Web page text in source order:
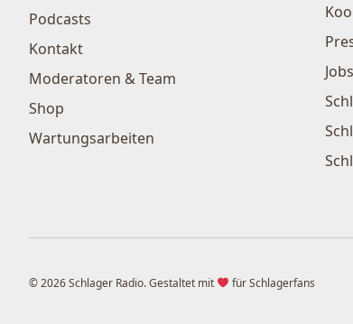
Podcasts
Kontakt
Moderatoren & Team
Shop
Wartungsarbeiten
© 2026 Schlager Radio. Gestaltet mit für Schlagerfans